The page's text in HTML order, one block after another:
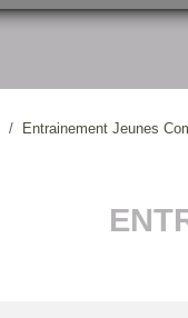
Entrainement Jeunes